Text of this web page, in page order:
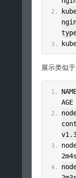
展示类似
v1.
2m4s